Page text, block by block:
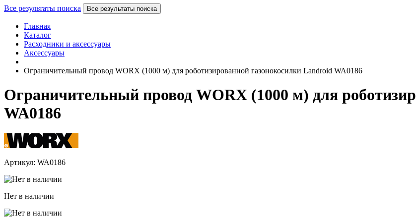
Все результаты поиска Все результаты поиска
Главная
Каталог
Расходники и аксессуары
Аксессуары
Ограничительный провод WORX (1000 м) для роботизированной газонокосилки Landroid WA0186
Ограничительный провод WORX (1000 м) для
WA0186
Артикул: WA0186
Нет в наличии